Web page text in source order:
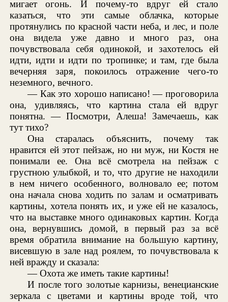
мигает огонь. И почему-то вдруг ей стало
казаться, что эти самые облачка, которые
протянулись по красной части неба, и лес, и поле
она видела уже давно и много раз, она
почувствовала себя одинокой, и захотелось ей
идти, идти и идти по тропинке; и там, где была
вечерняя заря, покоилось отражение чего-то
неземного, вечного.
— Как это хорошо написано! — проговорила
она, удивляясь, что картина стала ей вдруг
понятна. — Посмотри, Алеша! Замечаешь, как
тут тихо?
Она старалась объяснить, почему так
нравится ей этот пейзаж, но ни муж, ни Костя не
понимали ее. Она всё смотрела на пейзаж с
грустною улыбкой, и то, что другие не находили
в нем ничего особенного, волновало ее; потом
она начала снова ходить по залам и осматривать
картины, хотела понять их, и уже ей не казалось,
что на выставке много одинаковых картин. Когда
она, вернувшись домой, в первый раз за всё
время обратила внимание на большую картину,
висевшую в зале над роялем, то почувствовала к
ней вражду и сказала:
— Охота же иметь такие картины!
И после того золотые карнизы, венецианские
зеркала с цветами и картины вроде той, что